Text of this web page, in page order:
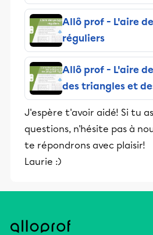
stimulants, Alloprof
et leurs parents
éducative.
Allô prof - L'aire
réguliers
Allô prof - L'aire
des triangles et
réguliers
J'espère t'avoir aidé! Si tu
questions, n'hésite pas à
te répondrons avec plaisir!
Laurie :)